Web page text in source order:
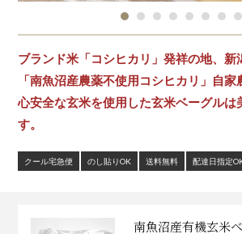
ブランド米「コシヒカリ」発祥の地、新
「南魚沼産農薬不使用コシヒカリ」自
心安全な玄米を使用した玄米ベーグルは
す。
クール宅急便 のし貼りOK 送料無料 配達日指定
南魚沼産有機玄米